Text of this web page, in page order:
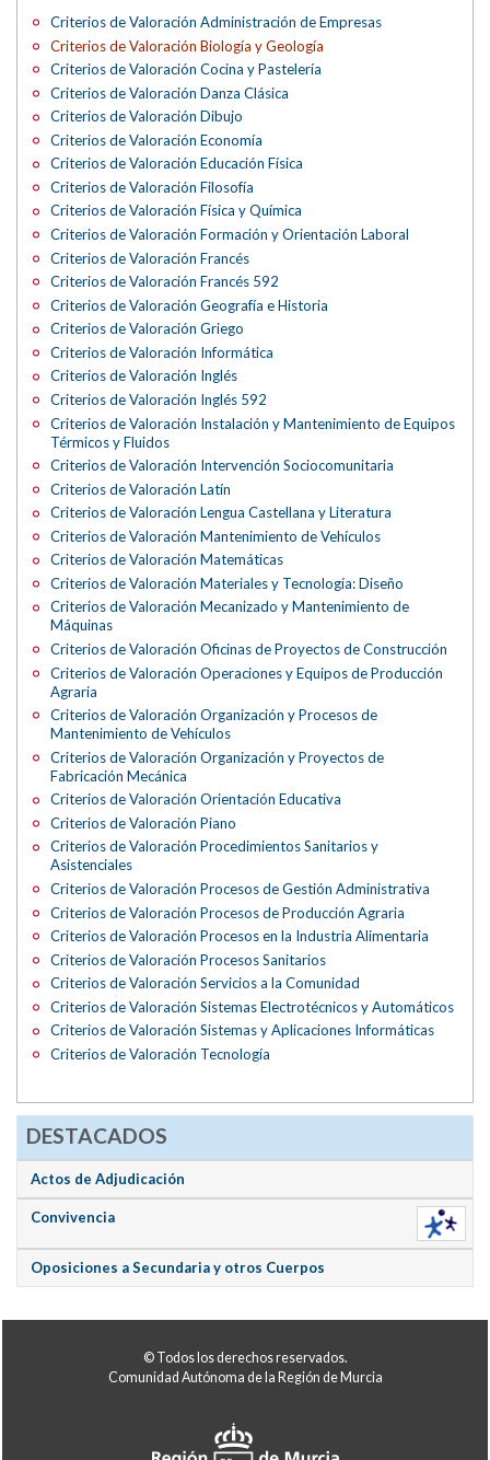
Criterios de Valoración Administración de Empresas
Criterios de Valoración Biología y Geología
Criterios de Valoración Cocina y Pastelería
Criterios de Valoración Danza Clásica
Criterios de Valoración Dibujo
Criterios de Valoración Economía
Criterios de Valoración Educación Física
Criterios de Valoración Filosofía
Criterios de Valoración Física y Química
Criterios de Valoración Formación y Orientación Laboral
Criterios de Valoración Francés
Criterios de Valoración Francés 592
Criterios de Valoración Geografía e Historia
Criterios de Valoración Griego
Criterios de Valoración Informática
Criterios de Valoración Inglés
Criterios de Valoración Inglés 592
Criterios de Valoración Instalación y Mantenimiento de Equipos
Térmicos y Fluidos
Criterios de Valoración Intervención Sociocomunitaria
Criterios de Valoración Latín
Criterios de Valoración Lengua Castellana y Literatura
Criterios de Valoración Mantenimiento de Vehículos
Criterios de Valoración Matemáticas
Criterios de Valoración Materiales y Tecnología: Diseño
Criterios de Valoración Mecanizado y Mantenimiento de
Máquinas
Criterios de Valoración Oficinas de Proyectos de Construcción
Criterios de Valoración Operaciones y Equipos de Producción
Agraria
Criterios de Valoración Organización y Procesos de
Mantenimiento de Vehículos
Criterios de Valoración Organización y Proyectos de
Fabricación Mecánica
Criterios de Valoración Orientación Educativa
Criterios de Valoración Piano
Criterios de Valoración Procedimientos Sanitarios y
Asistenciales
Criterios de Valoración Procesos de Gestión Administrativa
Criterios de Valoración Procesos de Producción Agraria
Criterios de Valoración Procesos en la Industria Alimentaria
Criterios de Valoración Procesos Sanitarios
Criterios de Valoración Servicios a la Comunidad
Criterios de Valoración Sistemas Electrotécnicos y Automáticos
Criterios de Valoración Sistemas y Aplicaciones Informáticas
Criterios de Valoración Tecnología
DESTACADOS
Actos de Adjudicación
Convivencia
Oposiciones a Secundaria y otros Cuerpos
© Todos los derechos reservados.
Comunidad Autónoma de la Región de Murcia